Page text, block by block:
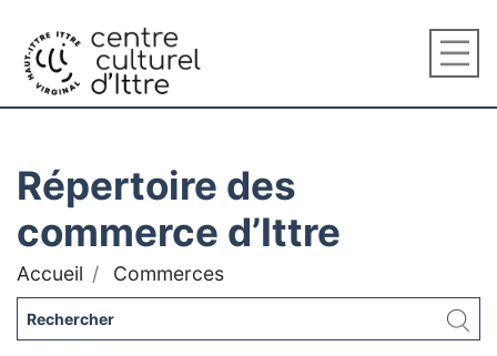
Répertoire des
commerce d’Ittre
Accueil Commerces